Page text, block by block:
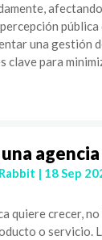
pública
una gestión
clave para
agencia
| 18 Sep
quiere crecer,
o servicio.